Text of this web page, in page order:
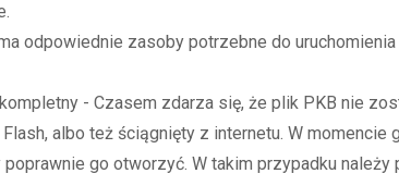
odpowiednie zasoby potrzebne do
- Czasem zdarza się, że plik PKB nie
albo też ściągnięty z internetu. W momencie
go otworzyć. W takim przypadku należy